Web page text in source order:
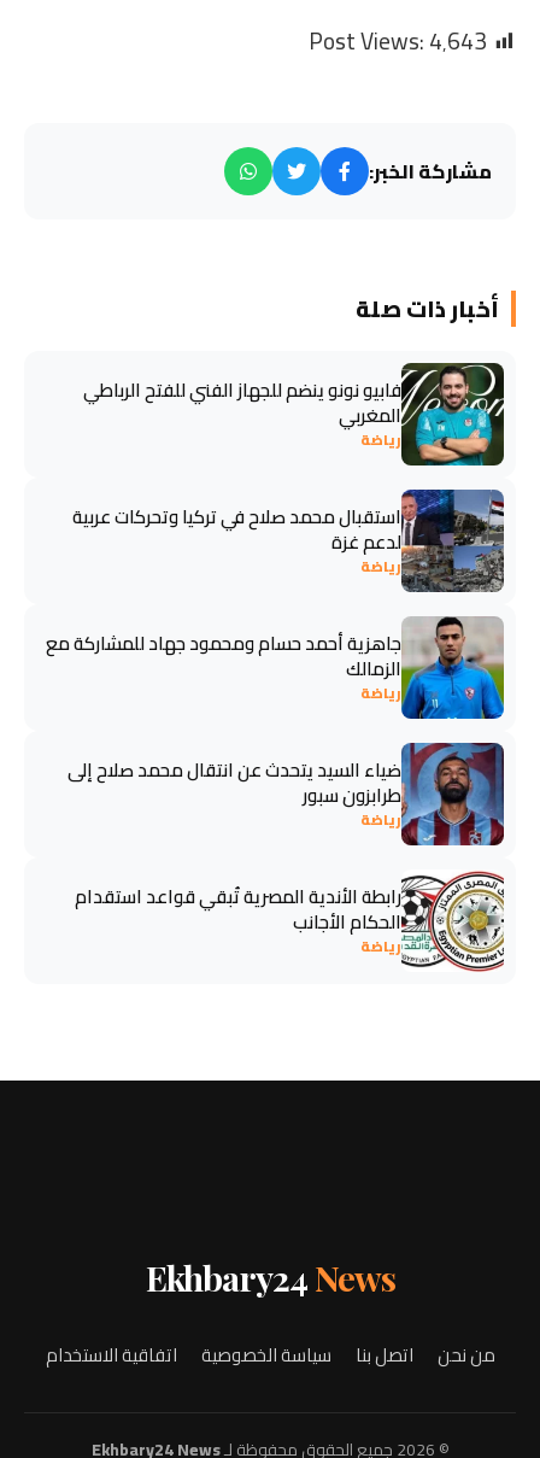
Post Views:4٬643
مشاركة الخبر:
أخبار ذات صلة
فابيو نونو ينضم للجهاز الفني للفتح الرباطي
المغربي
رياضة
استقبال محمد صلاح في تركيا وتحركات عربية
لدعم غزة
رياضة
جاهزية أحمد حسام ومحمود جهاد للمشاركة مع
الزمالك
رياضة
ضياء السيد يتحدث عن انتقال محمد صلاح إلى
طرابزون سبور
رياضة
رابطة الأندية المصرية تُبقي قواعد استقدام
الحكام الأجانب
رياضة
Ekhbary24News
من نحن اتصل بنا سياسة الخصوصية اتفاقية الاستخدام
© 2026 جميع الحقوق محفوظة لـ Ekhbary24 News